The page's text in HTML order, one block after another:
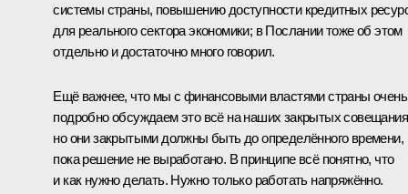
системы страны, повышению доступности кредитных
для реального сектора экономики; в Послании тоже об этом
отдельно и достаточно много говорил.
Ещё важнее, что мы с финансовыми властями страны очень
подробно обсуждаем это всё на наших закрытых
но они закрытыми должны быть до определённого времени,
пока решение не выработано. В принципе всё понятно, что
и как нужно делать. Нужно только работать напряжённо.